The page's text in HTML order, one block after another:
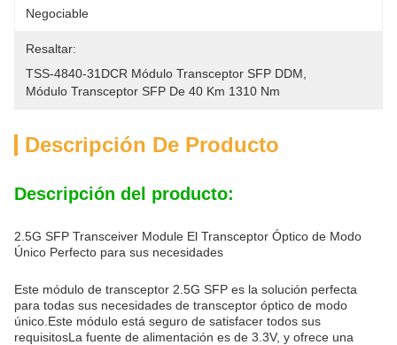
Negociable
Resaltar:
TSS-4840-31DCR Módulo Transceptor SFP DDM
Módulo Transceptor SFP De 40 Km 1310 Nm
Descripción De Producto
Descripción del producto:
2.5G SFP Transceiver Module El Transceptor Óptico de Modo
Único Perfecto para sus necesidades
Este módulo de transceptor 2.5G SFP es la solución perfecta
para todas sus necesidades de transceptor óptico de modo
único.Este módulo está seguro de satisfacer todos sus
requisitosLa fuente de alimentación es de 3.3V, y ofrece una